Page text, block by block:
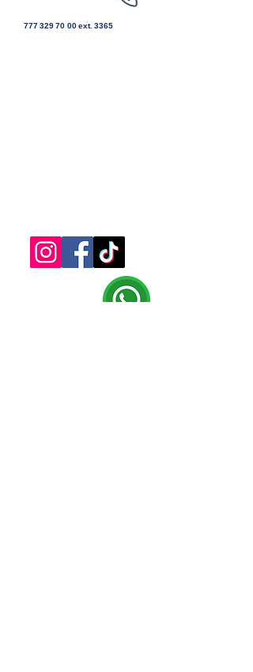
777 329 70 00ext. 3365